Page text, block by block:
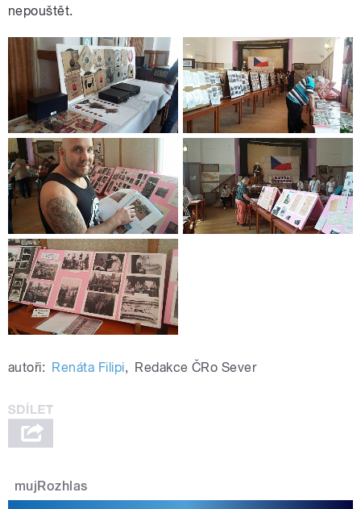
nepouštět.
autoři: Renáta Filipi, Redakce ČRo Sever
mujRozhlas